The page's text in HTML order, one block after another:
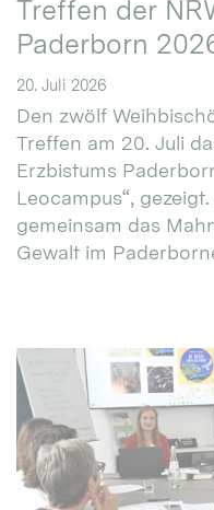
Treffen der
Paderborn
20. Juli 2026
Den zwölf
Treffen am 20. Juli
Erzbistums
Leocampus“,
gemeinsam das
Gewalt im